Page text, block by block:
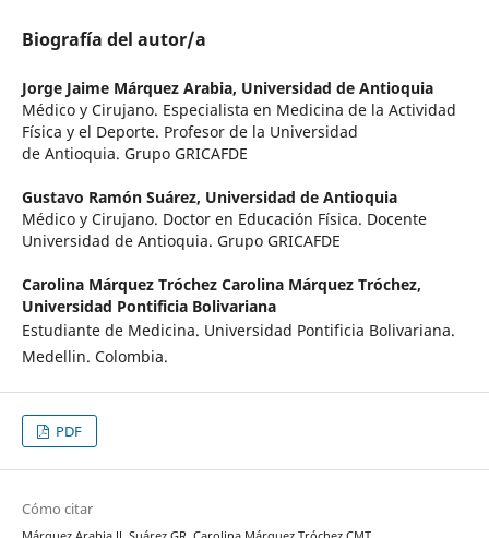
Biografía del autor/a
Jorge Jaime Márquez Arabia, Universidad de Antioquia
Médico y Cirujano. Especialista en Medicina de la Actividad
Física y el Deporte. Profesor de la Universidad
de Antioquia. Grupo GRICAFDE
Gustavo Ramón Suárez, Universidad de Antioquia
Médico y Cirujano. Doctor en Educación Física. Docente
Universidad de Antioquia. Grupo GRICAFDE
Carolina Márquez Tróchez Carolina Márquez Tróchez,
Universidad Pontificia Bolivariana
Estudiante de Medicina. Universidad Pontificia Bolivariana.
Medellin. Colombia.
PDF
Cómo citar